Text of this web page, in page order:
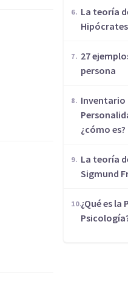
​La teoría
Hipócrates
27
persona
Inventario
¿cómo es?
La teoría
Sigmund
¿Qué es la